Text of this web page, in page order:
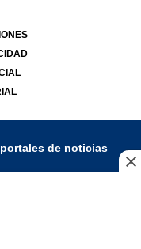
portales de noticias